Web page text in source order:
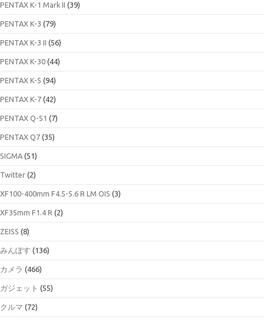
PENTAX K-1 Mark II (39)
PENTAX K-3 (79)
PENTAX K-3 II (56)
PENTAX K-30 (44)
PENTAX K-5 (94)
PENTAX K-7 (42)
PENTAX Q-S1 (7)
PENTAX Q7 (35)
SIGMA (51)
Twitter (2)
XF100-400mm F4.5-5.6 R LM OIS (3)
XF35mm F1.4 R (2)
ZEISS (8)
みんぽす (136)
カメラ (466)
ガジェット (55)
クルマ (72)